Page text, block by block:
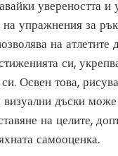
увереността и
упражнения за
на атлетите
си,
Освен това,
визуални дъски
на целите,
самооценка.